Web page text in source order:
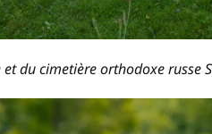
et du cimetière orthodoxe